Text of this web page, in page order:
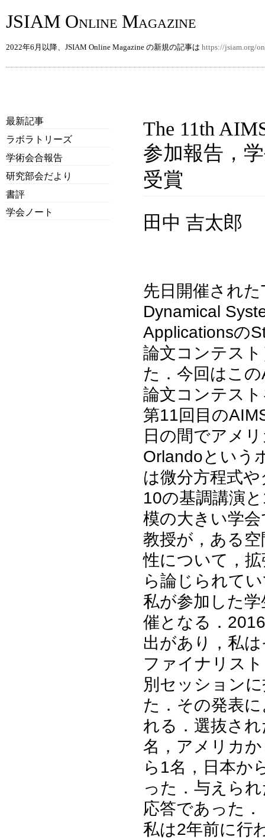
JSIAM Online Magazine
2022年6月以降、JSIAM Online Magazine の新規の記事は https://jsiam.org/
最新記事
ラボラトリーズ
学術会合報告
研究部会だより
書評
学会ノート
The 11th
参加報告，
受賞
田中 吉太郎
先日開催され
Dynamical
Applicationsの
論文コンテス
た．今回はこ
論文コンテス
第11回目の
日の間でアメ
Orlandoという
は微分方程式
10の基調講演
模の大きい学
教授が，ある
性について，
ら論じられて
私が参加した
催となる．
出があり，私
ファイナリス
別セッション
た．その発表
れる．選抜さ
名，アメリカ
ら1名，日本か
った．与えら
応答であった．
私は2年前に行